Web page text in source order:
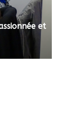
et